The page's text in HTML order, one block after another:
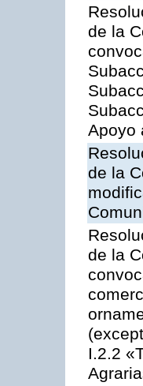
de la
Apoyo
de la
de la
I.2.2